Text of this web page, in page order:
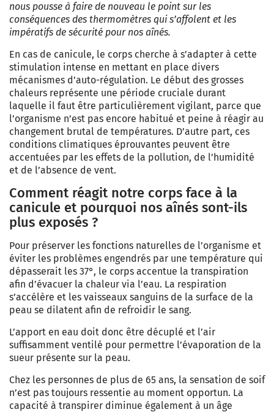
nous pousse à faire de nouveau le point sur les
conséquences des thermomètres qui s’affolent et les
impératifs de sécurité pour nos aînés.
En cas de canicule, le corps cherche à s’adapter à cette
stimulation intense en mettant en place divers
mécanismes d’auto-régulation. Le début des grosses
chaleurs représente une période cruciale durant
laquelle il faut être particulièrement vigilant, parce que
l’organisme n’est pas encore habitué et peine à réagir au
changement brutal de températures. D’autre part, ces
conditions climatiques éprouvantes peuvent être
accentuées par les effets de la pollution, de l’humidité
et de l’absence de vent.
Comment réagit notre corps face à la
canicule et pourquoi nos aînés sont-ils
plus exposés ?
Pour préserver les fonctions naturelles de l’organisme et
éviter les problèmes engendrés par une température qui
dépasserait les 37°, le corps accentue la transpiration
afin d’évacuer la chaleur via l’eau. La respiration
s’accélère et les vaisseaux sanguins de la surface de la
peau se dilatent afin de refroidir le sang.
L’apport en eau doit donc être décuplé et l’air
suffisamment ventilé pour permettre l’évaporation de la
sueur présente sur la peau.
Chez les personnes de plus de 65 ans, la sensation de soif
n’est pas toujours ressentie au moment opportun. La
capacité à transpirer diminue également à un âge